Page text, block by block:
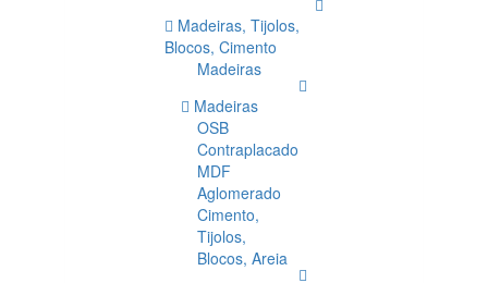
Madeiras, Tijolos,
Blocos, Cimento
Madeiras
Madeiras
OSB
Contraplacado
MDF
Aglomerado
Cimento,
Tijolos,
Blocos, Areia